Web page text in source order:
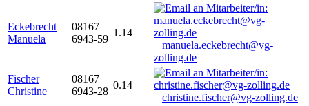
Eckebrecht
Manuela
08167
6943-59
1.14
manuela.eckebrecht@vg-
zolling.de
Fischer
Christine
08167
6943-28
0.14
christine.fischer@vg-zolling.de